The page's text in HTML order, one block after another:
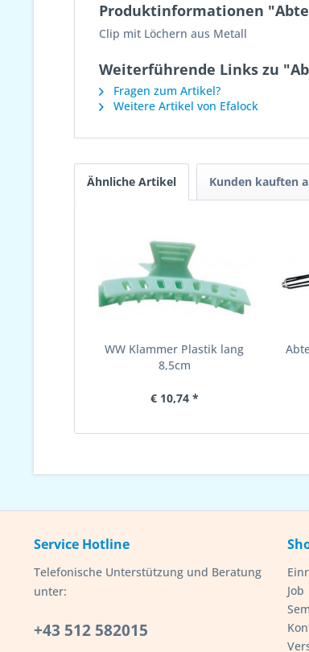
Produktinformationen
Clip mit Löchern aus Metall
Weiterführende Links zu
Fragen zum Artikel?
Weitere Artikel von Efalock
Ähnliche Artikel Kunden kauften
WW Klammer Plastik lang
8,5cm
€ 10,74 *
Service Hotline
Telefonische Unterstützung und Beratung
unter:
+43 512 582015
Job